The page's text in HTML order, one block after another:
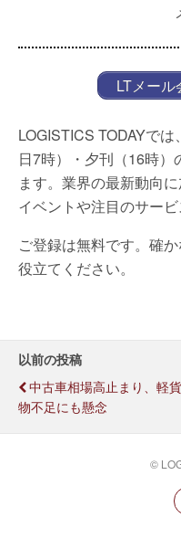
LTメー
LOGISTICS TODAYで
日7時）・夕刊（16時
ます。業界の最新動向
イベントや注目のサービ
ご登録は無料です。確
役立てください。
以前の投稿
中古車相場高止まり、軽貨
物不足にも懸念
©